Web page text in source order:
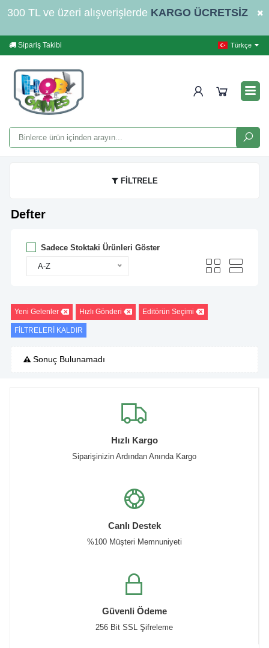
300 TL ve üzeri alışverişlerde KARGO ÜCRETSİZ
Sipariş Takibi Türkçe
FİLTRELE
Defter
Sadece Stoktaki Ürünleri Göster
A-Z
Yeni Gelenler Hızlı Gönderi Editörün Seçimi
FİLTRELERİ KALDIR
Sonuç Bulunamadı
Hızlı Kargo
Siparişinizin Ardından Anında Kargo
Canlı Destek
%100 Müşteri Memnuniyeti
Güvenli Ödeme
256 Bit SSL Şifreleme